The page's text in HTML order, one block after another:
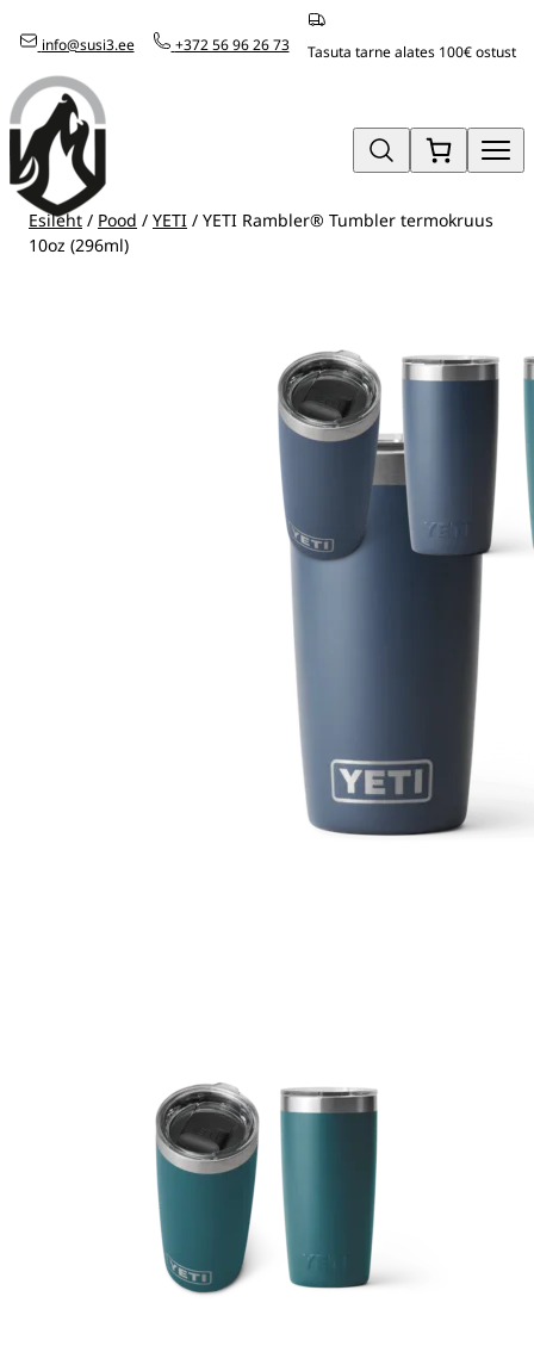
otse
sisu
juurde
info@susi3.ee +372 56 96 26 73 Tasuta tarne alates 100€ ostust
Esileht / Pood / YETI / YETI Rambler® Tumbler termokruus
10oz (296ml)